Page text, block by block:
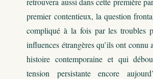
premier contentieux, la question
compliqué à la fois par les troubles
influences étrangères qu’ils ont connu
histoire contemporaine et qui
tension persistante encore